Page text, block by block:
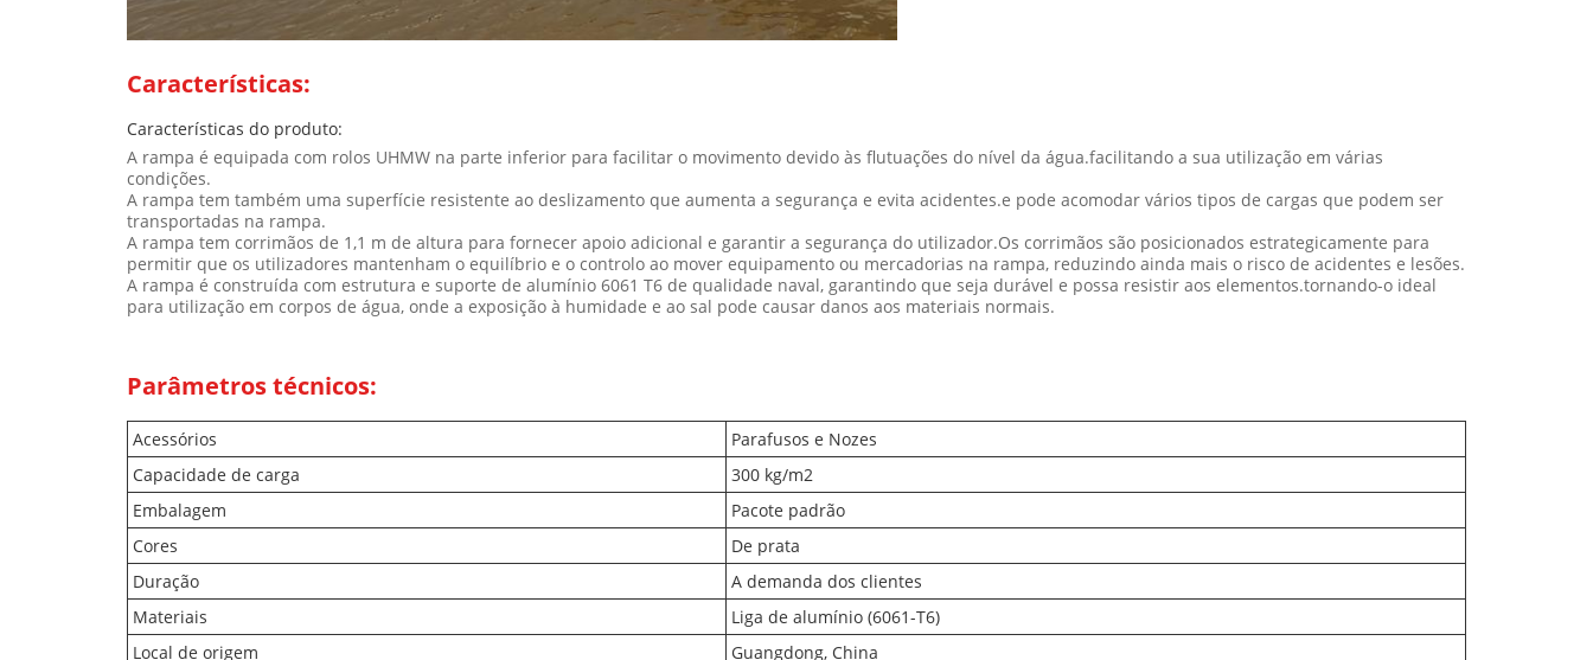
Características:
Características do produto:
A rampa é equipada com rolos UHMW na parte inferior para facilitar o movimento devido às flutuações do nível da água.facilitando a sua utilização em várias
condições.
A rampa tem também uma superfície resistente ao deslizamento que aumenta a segurança e evita acidentes.e pode acomodar vários tipos de cargas que podem ser
transportadas na rampa.
A rampa tem corrimãos de 1,1 m de altura para fornecer apoio adicional e garantir a segurança do utilizador.Os corrimãos são posicionados estrategicamente para
permitir que os utilizadores mantenham o equilíbrio e o controlo ao mover equipamento ou mercadorias na rampa, reduzindo ainda mais o risco de acidentes e lesões.
A rampa é construída com estrutura e suporte de alumínio 6061 T6 de qualidade naval, garantindo que seja durável e possa resistir aos elementos.tornando-o ideal
para utilização em corpos de água, onde a exposição à humidade e ao sal pode causar danos aos materiais normais.
Parâmetros técnicos:
Acessórios
Parafusos e Nozes
Capacidade de carga
300 kg/m2
Embalagem
Pacote padrão
Cores
De prata
Duração
A demanda dos clientes
Materiais
Liga de alumínio (6061-T6)
Local de origem
Guangdong, China